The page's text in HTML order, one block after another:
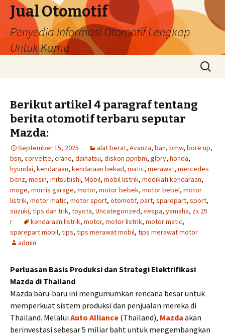
Jual Otomotif
Penyedia Informasi Otomotif Lengkap
Untuk Kamu
Search
for:
Berikut artikel 4 paragraf tentang
berita otomotif terbaru seputar
Mazda:
September 15, 2025 alat berat, Avanza, ban, bmw, bore up,
bsn, corvette, crane, daihatsu, diskon ppnbm, glory, honda,
hyundai, kendaraan, kendaraan bekad, matic, merawat, mercedes
benz, mesin, mitsubishi, Mobil, mobil listrik, modikafi kendaraan,
moge, morris garage, motor, motor bebek, motor bebel, motor
listrik, motor matic, motor sport, otomotif, part, sparepart, sport,
suzuki, tips dan trik, toyota, Uncategorized, vespa, yamaha, zx 25
r
kendaraan listrik, motor, motor listrik, motor matic,
sparepart mobil, tips, tips merawat mobil, tips merawat motor
admin
Perluasan Basis Produksi dan Strategi Elektrifikasi
Mazda di Thailand
Mazda baru‑baru ini mengumumkan rencana besar untuk
memperkuat sistem produksi dan penjualan mereka di
Thailand. Melalui Auto Alliance (Thailand), Mazda akan
berinvestasi sebesar 5 miliar baht untuk mengembangkan